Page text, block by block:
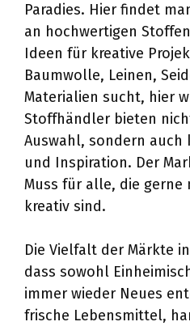
Paradies. Hier findet
an hochwertigen
Ideen für kreative
Baumwolle, Leinen,
Materialien sucht, hier
Stoffhändler bieten
Auswahl, sondern
und Inspiration. Der
Muss für alle, die gerne
kreativ sind.
Die Vielfalt der Märkte
dass sowohl
immer wieder Neues
frische Lebensmittel,